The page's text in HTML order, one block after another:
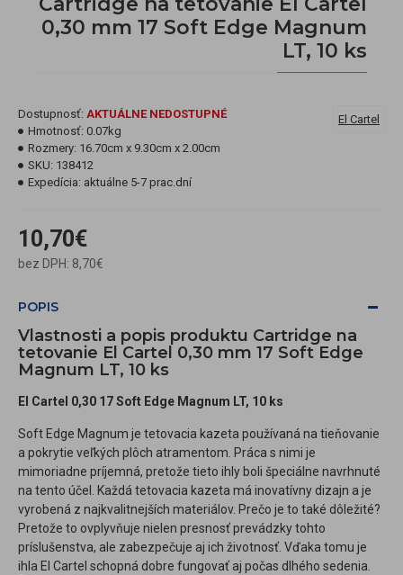
0,30 mm 17 Soft Edge Magnum
LT, 10 ks
10,70€
bez DPH: 8,70€
Dostupnosť: AKTUÁLNE NEDOSTUPNÉ
Hmotnosť: 0.07kg
Rozmery: 16.70cm x 9.30cm x 2.00cm
SKU: 138412
Expedícia: aktuálne 5-7 prac.dní
El Cartel
POPIS
Vlastnosti a popis produktu Cartridge na
tetovanie El Cartel 0,30 mm 17 Soft Edge
Magnum LT, 10 ks
El Cartel 0,30 17 Soft Edge Magnum LT, 10 ks
Soft Edge Magnum je tetovacia kazeta používaná na tieňovanie
a pokrytie veľkých plôch atramentom. Práca s nimi je
mimoriadne príjemná, pretože tieto ihly boli špeciálne navrhnuté
na tento účel. Každá tetovacia kazeta má inovatívny dizajn a je
vyrobená z najkvalitnejších materiálov. Prečo je to také dôležité?
Pretože to ovplyvňuje nielen presnosť prevádzky tohto
príslušenstva, ale zabezpečuje aj ich životnosť. Vďaka tomu je
ihla El Cartel schopná dobre fungovať aj počas dlhého sedenia.